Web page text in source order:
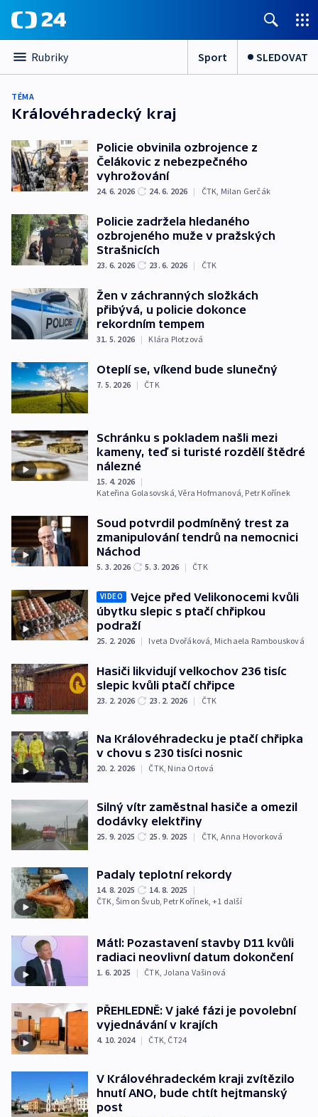
Rubriky Sport SLEDOVAT
TÉMA
Královéhradecký kraj
Policie obvinila ozbrojence z
Čelákovic z nebezpečného
vyhrožování
24. 6. 2026 24. 6. 2026 | ČTK, Milan Gerčák
Policie zadržela hledaného
ozbrojeného muže v pražských
Strašnicích
23. 6. 2026 23. 6. 2026 | ČTK
Žen v záchranných složkách
přibývá, u policie dokonce
rekordním tempem
31. 5. 2026 | Klára Plotzová
Oteplí se, víkend bude slunečný
7. 5. 2026 | ČTK
Schránku s pokladem našli mezi
kameny, teď si turisté rozdělí štědré
nálezné
15. 4. 2026 |
Kateřina Golasovská ,Věra Hofmanová Petr Kořínek
Soud potvrdil podmíněný trest za
zmanipulování tendrů na nemocnici
Náchod
5. 3. 2026 5. 3. 2026 | ČTK
VIDEO
Vejce před Velikonocemi kvůli
úbytku slepic s ptačí chřipkou
podraží
25. 2. 2026 | Iveta Dvořáková Michaela Rambousková
Hasiči likvidují velkochov 236 tisíc
slepic kvůli ptačí chřipce
23. 2. 2026 23. 2. 2026 | ČTK
Na Královéhradecku je ptačí chřipka
v chovu s 230 tisíci nosnic
20. 2. 2026 | ČTK, Nina Ortová
Silný vítr zaměstnal hasiče a omezil
dodávky elektřiny
25. 9. 2025 25. 9. 2025 | ČTK Anna Hovorková
Padaly teplotní rekordy
14. 8. 2025 14. 8. 2025
|
ČTK,Šimon Švub, Petr Kořínek, +1 další
Mátl: Pozastavení stavby D11 kvůli
radiaci neovlivní datum dokončení
1. 6. 2025 | ČTK Jolana Vašinová
PŘEHLEDNĚ: V jaké fázi je povolební
vyjednávání v krajích
4. 10. 2024 | ČTK, ČT24
V Královéhradeckém kraji zvítězilo
hnutí ANO, bude chtít hejtmanský
post